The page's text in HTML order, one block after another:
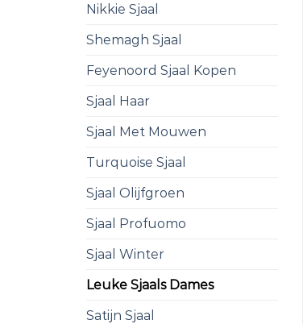
Nikkie Sjaal
Shemagh Sjaal
Feyenoord Sjaal Kopen
Sjaal Haar
Sjaal Met Mouwen
Turquoise Sjaal
Sjaal Olijfgroen
Sjaal Profuomo
Sjaal Winter
Leuke Sjaals Dames
Satijn Sjaal